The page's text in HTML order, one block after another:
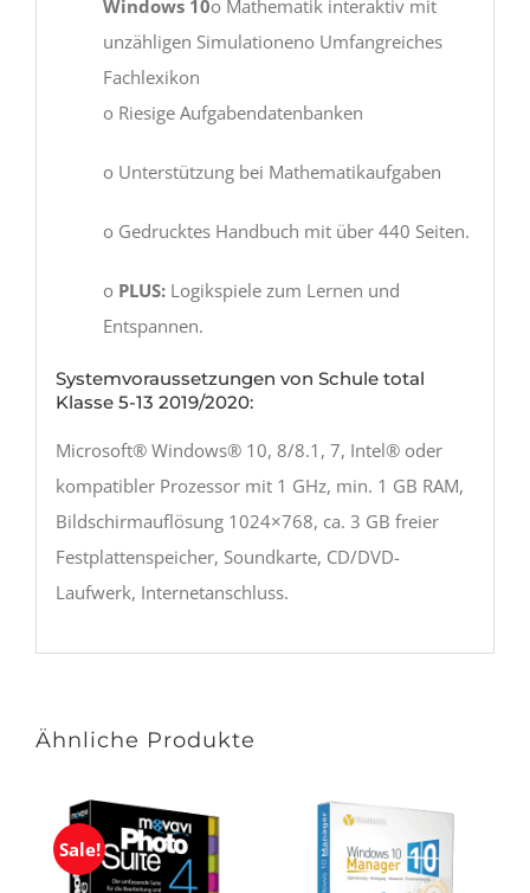
Windows 10o Mathematik interaktiv mit
unzähligen Simulationeno Umfangreiches
Fachlexikon
o Riesige Aufgabendatenbanken
o Unterstützung bei Mathematikaufgaben
o Gedrucktes Handbuch mit über 440 Seiten.
o PLUS:Logikspiele zum Lernen und
Entspannen.
Systemvoraussetzungen von Schule total
Klasse 5-13 2019/2020:
Microsoft® Windows® 10, 8/8.1, 7, Intel® oder
kompatibler Prozessor mit 1 GHz, min. 1 GB RAM,
Bildschirmauflösung 1024×768, ca. 3 GB freier
Festplattenspeicher, Soundkarte, CD/DVD-
Laufwerk, Internetanschluss.
Ähnliche Produkte
Sale!